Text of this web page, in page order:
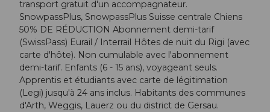
transport gratuit d'un accompagnateur.
SnowpassPlus, SnowpassPlus Suisse centrale Chiens
50% DE RÉDUCTION Abonnement demi-tarif
(SwissPass) Eurail / Interrail Hôtes de nuit du Rigi (avec
carte d'hôte). Non cumulable avec l'abonnement
demi-tarif. Enfants (6 - 15 ans), voyageant seuls.
Apprentis et étudiants avec carte de légitimation
(Legi) jusqu'à 24 ans inclus. Habitants des communes
d'Arth, Weggis, Lauerz ou du district de Gersau.